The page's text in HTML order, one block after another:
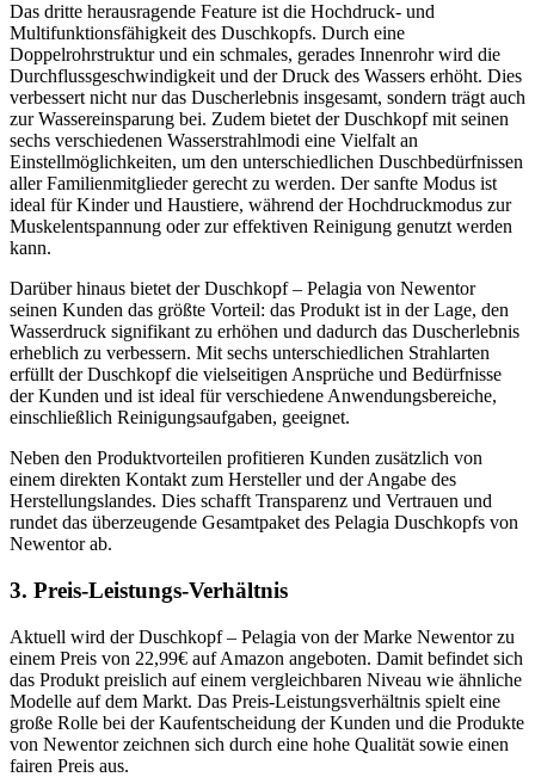
Das dritte herausragende Feature ist die Hochdruck- und
Multifunktionsfähigkeit des Duschkopfs. Durch eine
Doppelrohrstruktur und ein schmales, gerades Innenrohr wird die
Durchflussgeschwindigkeit und der Druck des Wassers erhöht. Dies
verbessert nicht nur das Duscherlebnis insgesamt, sondern trägt auch
zur Wassereinsparung bei. Zudem bietet der Duschkopf mit seinen
sechs verschiedenen Wasserstrahlmodi eine Vielfalt an
Einstellmöglichkeiten, um den unterschiedlichen Duschbedürfnissen
aller Familienmitglieder gerecht zu werden. Der sanfte Modus ist
ideal für Kinder und Haustiere, während der Hochdruckmodus zur
Muskelentspannung oder zur effektiven Reinigung genutzt werden
kann.
Darüber hinaus bietet der Duschkopf – Pelagia von Newentor
seinen Kunden das größte Vorteil: das Produkt ist in der Lage, den
Wasserdruck signifikant zu erhöhen und dadurch das Duscherlebnis
erheblich zu verbessern. Mit sechs unterschiedlichen Strahlarten
erfüllt der Duschkopf die vielseitigen Ansprüche und Bedürfnisse
der Kunden und ist ideal für verschiedene Anwendungsbereiche,
einschließlich Reinigungsaufgaben, geeignet.
Neben den Produktvorteilen profitieren Kunden zusätzlich von
einem direkten Kontakt zum Hersteller und der Angabe des
Herstellungslandes. Dies schafft Transparenz und Vertrauen und
rundet das überzeugende Gesamtpaket des Pelagia Duschkopfs von
Newentor ab.
3. Preis-Leistungs-Verhältnis
Aktuell wird der Duschkopf – Pelagia von der Marke Newentor zu
einem Preis von 22,99€ auf Amazon angeboten. Damit befindet sich
das Produkt preislich auf einem vergleichbaren Niveau wie ähnliche
Modelle auf dem Markt. Das Preis-Leistungsverhältnis spielt eine
große Rolle bei der Kaufentscheidung der Kunden und die Produkte
von Newentor zeichnen sich durch eine hohe Qualität sowie einen
fairen Preis aus.